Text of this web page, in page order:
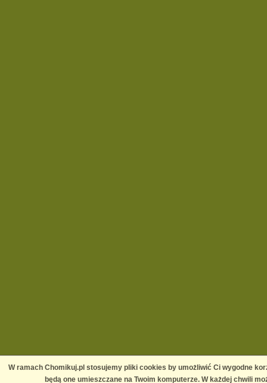
W ramach Chomikuj.pl stosujemy pliki cookies by umożliwić Ci wygodne
będą one umieszczane na Twoim komputerze. W każdej chwili